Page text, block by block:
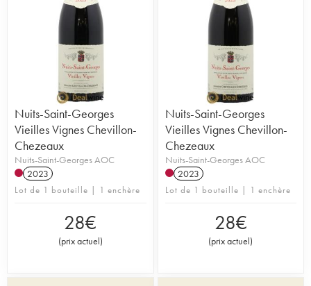
Nuits-Saint-Georges
Vieilles Vignes Chevillon-
Chezeaux
Nuits-Saint-Georges AOC
2023
Lot de 1 bouteille | 1 enchère
28€
(prix actuel)
Nuits-Saint-Georges
Vieilles Vignes Chevillon-
Chezeaux
Nuits-Saint-Georges AOC
2023
Lot de 1 bouteille | 1 enchère
28€
(prix actuel)